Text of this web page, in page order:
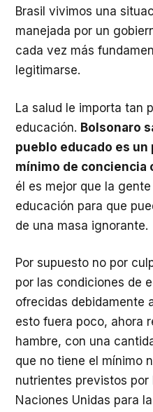
Brasil vivimos una
manejada por un
cada vez más
legitimarse.
La salud le importa tan
educación. Bolsonaro
pueblo educado es
mínimo de conciencia
él es mejor que la
educación para que
de una masa ignorante.
Por supuesto no por
por las condiciones de
ofrecidas debidamente
esto fuera poco, ahora
hambre, con una
que no tiene el mínimo
nutrientes previstos
Naciones Unidas para